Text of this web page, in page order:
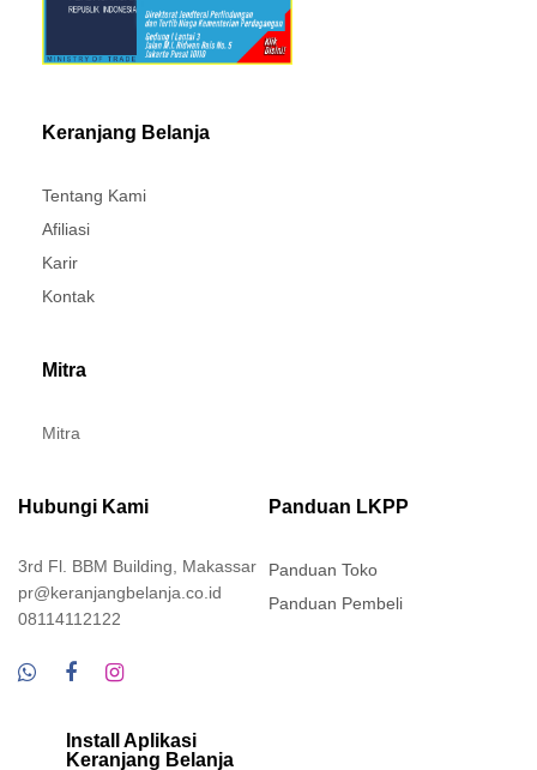
Keranjang Belanja
Tentang Kami
Afiliasi
Karir
Kontak
Mitra
Mitra
Hubungi Kami
3rd Fl. BBM Building, Makassar
pr@keranjangbelanja.co.id
08114112122
Panduan LKPP
Panduan Toko
Panduan Pembeli
Install Aplikasi
Keranjang Belanja